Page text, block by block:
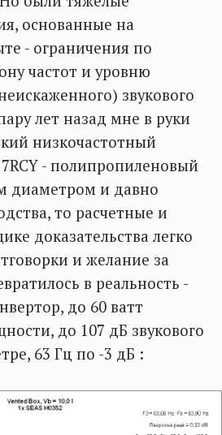
основанные на
- ограничения по
частот и уровню
звукового
лет назад мне в руки
низкочастотный
- полипропиленовый
диаметром и давно
то расчетные и
доказательства легко
и желание за
в реальность -
до 60 ватт
до 107 дБ звукового
63 Гц по -3 дБ :